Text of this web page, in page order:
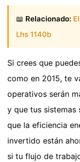
📖 Relacionado:
Lhs 1140b
Si crees que
como en 2015, te
operativos serán
y que tus sistemas
que la eficiencia
invertido están
si tu flujo de